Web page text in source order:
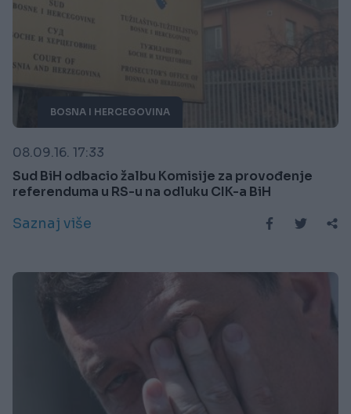
BOSNA I HERCEGOVINA
08.09.16. 17:33
Sud BiH odbacio žalbu Komisije za provođenje
referenduma u RS-u na odluku CIK-a BiH
Saznaj više